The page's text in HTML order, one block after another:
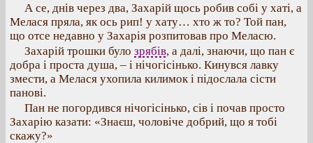
А се, днів через два, Захарій щось робив собі у хаті, а
Мелася пряла, як ось рип! у хату… хто ж то? Той пан,
що отсе недавно у Захарія розпитовав про Меласю.
Захарій трошки було зрябів, а далі, знаючи, що пан є
добра і проста душа, – і нічогісінько. Кинувся лавку
змести, а Мелася ухопила килимок і підослала сісти
панові.
Пан не погордився нічогісінько, сів і почав просто
Захарію казати: «Знаєш, чоловіче добрий, що я тобі
скажу?»